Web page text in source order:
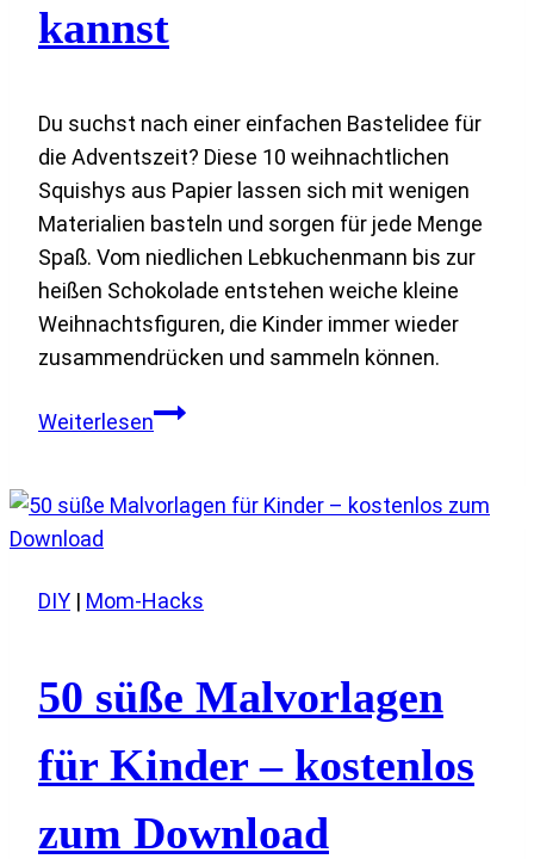
kannst
Du suchst nach einer einfachen Bastelidee für
die Adventszeit? Diese 10 weihnachtlichen
Squishys aus Papier lassen sich mit wenigen
Materialien basteln und sorgen für jede Menge
Spaß. Vom niedlichen Lebkuchenmann bis zur
heißen Schokolade entstehen weiche kleine
Weihnachtsfiguren, die Kinder immer wieder
zusammendrücken und sammeln können.
Weiterlesen10
weihnachtliche
du
einfach
selber
machen
kannst
DIY | Mom-Hacks
50 süße Malvorlagen
für Kinder – kostenlos
zum Download